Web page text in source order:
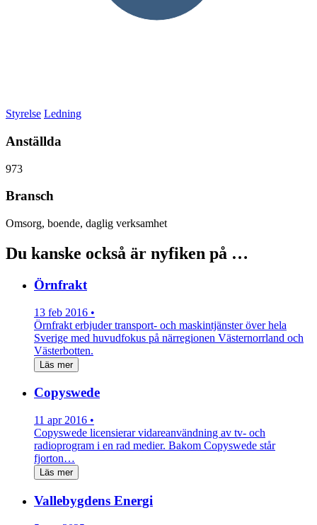
Styrelse Ledning
Anställda
973
Bransch
Omsorg, boende, daglig verksamhet
Du kanske också är nyfiken på …
Örnfrakt
13 feb 2016 •
Örnfrakt erbjuder transport- och maskintjänster över hela
Sverige med huvudfokus på närregionen Västernorrland och
Västerbotten.
Läs mer
Copyswede
11 apr 2016 •
Copyswede licensierar vidareanvändning av tv- och
radioprogram i en rad medier. Bakom Copyswede står
fjorton…
Läs mer
Vallebygdens Energi